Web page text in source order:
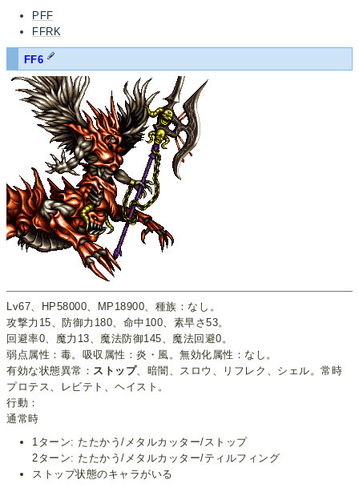
PFF
FFRK
FF6
Lv67、HP58000、MP18900、種族：なし。
攻撃力15、防御力180、命中100、素早さ53。
回避率0、魔力13、魔法防御145、魔法回避0。
弱点属性：毒。吸収属性：炎・風。無効化属性：なし。
有効な状態異常： ストップ、暗闇、スロウ、リフレク、シェル。常時
プロテス、レビテト、ヘイスト。
行動：
通常時
1ターン: たたかう/メタルカッター/ストップ
2ターン: たたかう/メタルカッター/ティルフィング
ストップ状態のキャラがいる